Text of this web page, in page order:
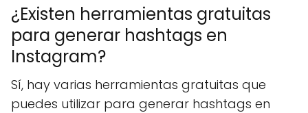
¿Existen herramientas gratuitas
para generar hashtags en
Instagram?
Sí, hay varias herramientas gratuitas que
puedes utilizar para generar hashtags en